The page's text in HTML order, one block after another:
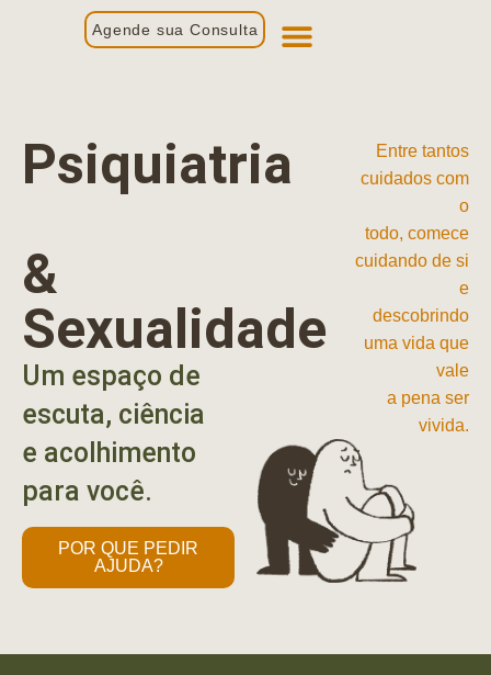
Agende sua Consulta
Psiquiatria
&
Sexualidade
Um espaço de
escuta, ciência
e acolhimento
para você.
POR QUE PEDIR
AJUDA?
Entre tantos
cuidados com
o
todo, comece
cuidando de si
e
descobrindo
uma vida que
vale
a pena ser
vivida.